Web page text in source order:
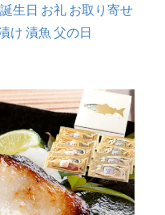
生日 お礼 お取り寄せ
け 漬魚 父の日